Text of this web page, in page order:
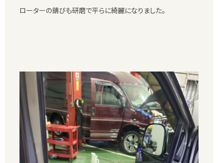
ローターの錆びも研磨で平らに綺麗になりました。